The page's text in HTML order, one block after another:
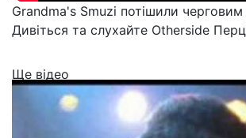
Grandma's Smuzi потішили
Дивіться та слухайте Otherside
Ще відео